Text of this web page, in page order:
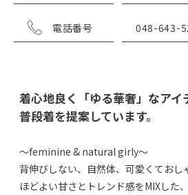
電話番号 048-643-
着心地良く「ゆる華奢」なアイ
普段着を提案しています。
～feminine & natural girly～
背伸びしない、自然体、可愛くておし
ほどよい甘さとトレンド感をMIXした